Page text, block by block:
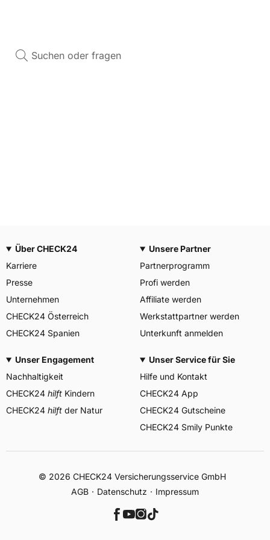
Suchen oder fragen
Über CHECK24
Karriere
Presse
Unternehmen
CHECK24 Österreich
CHECK24 Spanien
Unsere Partner
Partnerprogramm
Profi werden
Affiliate werden
Werkstattpartner werden
Unterkunft anmelden
Unser Engagement
Nachhaltigkeit
CHECK24 hilft Kindern
CHECK24 hilft der Natur
Unser Service für Sie
Hilfe und Kontakt
CHECK24 App
CHECK24 Gutscheine
CHECK24 Smily Punkte
© 2026 CHECK24 Versicherungsservice GmbH
AGB
Datenschutz Impressum